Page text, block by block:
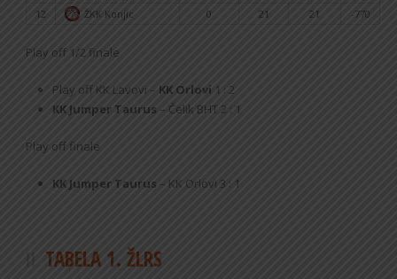
12
ŽKK Konjic 0 21 21 -770
Play off 1/2 finale
Play off KK Lavovi – KK Orlovi 1 : 2
KK Jumper Taurus – Čelik BHT 2 : 1
Play off finale
KK Jumper Taurus – KK Orlovi 3 : 1
TABELA 1. ŽLRS